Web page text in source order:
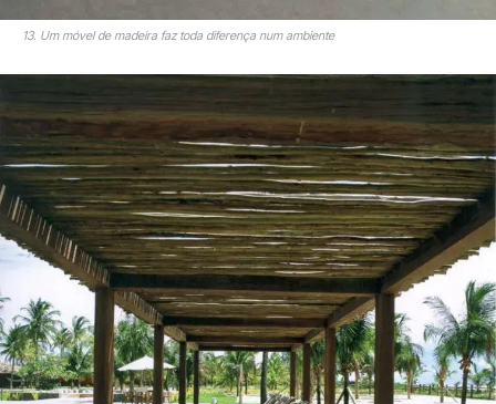
13. Um móvel de madeira faz toda diferença num ambiente